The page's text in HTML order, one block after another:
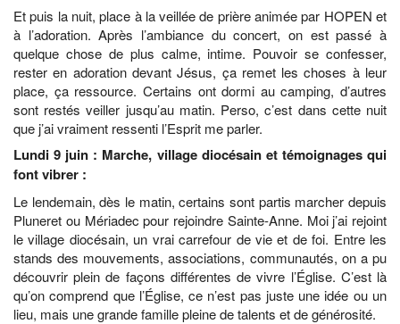
Et puis la nuit, place à la veillée de prière animée par HOPEN et
à l’adoration. Après l’ambiance du concert, on est passé à
quelque chose de plus calme, intime. Pouvoir se confesser,
rester en adoration devant Jésus, ça remet les choses à leur
place, ça ressource. Certains ont dormi au camping, d’autres
sont restés veiller jusqu’au matin. Perso, c’est dans cette nuit
que j’ai vraiment ressenti l’Esprit me parler.
Lundi 9 juin : Marche, village diocésain et témoignages qui
font vibrer :
Le lendemain, dès le matin, certains sont partis marcher depuis
Pluneret ou Mériadec pour rejoindre Sainte-Anne. Moi j’ai rejoint
le village diocésain, un vrai carrefour de vie et de foi. Entre les
stands des mouvements, associations, communautés, on a pu
découvrir plein de façons différentes de vivre l’Église. C’est là
qu’on comprend que l’Église, ce n’est pas juste une idée ou un
lieu, mais une grande famille pleine de talents et de générosité.